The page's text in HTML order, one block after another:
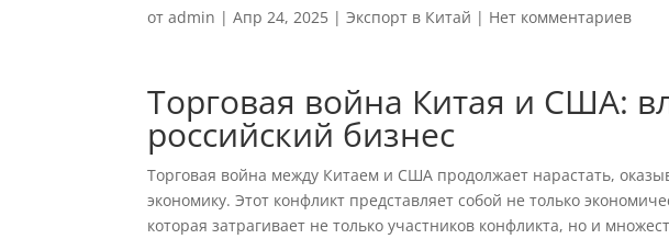
отadmin |Апр 24, 2025 |Экспорт в Китай | Нет комментариев
Tорговая война Китая и США:
российский бизнес
Торговая война между Китаем и США продолжает нарастать,
экономику. Этот конфликт представляет собой не только
которая затрагивает не только участников конфликта, но и